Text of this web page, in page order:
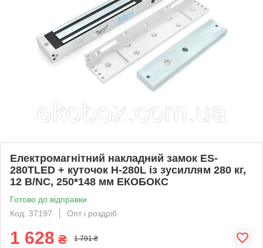
Електромагнітний накладний замок ES-
280TLED + куточок H-280L із зусиллям 280 кг,
12 В/NC, 250*148 мм ЕКОБОКС
Готово до відправки
Код: 37197
Опт і роздріб
1 628 ₴ 1 791 ₴